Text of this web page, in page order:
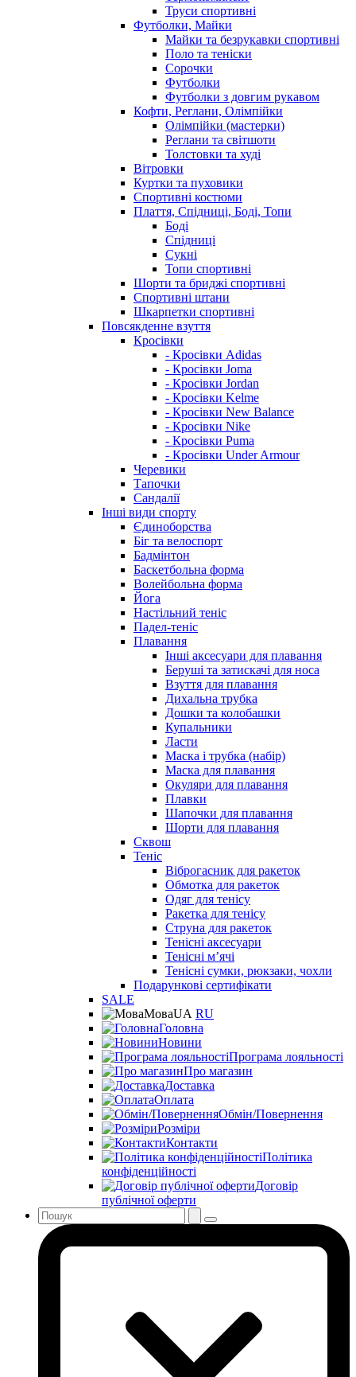
Труси спортивні
Футболки, Майки
Майки та безрукавки спортивні
Поло та теніски
Сорочки
Футболки
Футболки з довгим рукавом
Кофти, Реглани, Олімпійки
Олімпійки (мастерки)
Реглани та світшоти
Толстовки та худі
Вітровки
Куртки та пуховики
Спортивні костюми
Плаття, Спідниці, Боді, Топи
Боді
Спідниці
Сукні
Топи спортивні
Шорти та бриджі спортивні
Спортивні штани
Шкарпетки спортивні
Повсякденне взуття
Кросівки
- Кросівки Adidas
- Кросівки Joma
- Кросівки Jordan
- Кросівки Kelme
- Кросівки New Balance
- Кросівки Nike
- Кросівки Puma
- Кросівки Under Armour
Черевики
Тапочки
Сандалії
Інші види спорту
Єдиноборства
Біг та велоспорт
Бадмінтон
Баскетбольна форма
Волейбольна форма
Йога
Настільний теніс
Падел-теніс
Плавання
Інші аксесуари для плавання
Беруші та затискачі для носа
Взуття для плавання
Дихальна трубка
Дошки та колобашки
Купальники
Ласти
Маска і трубка (набір)
Маска для плавання
Окуляри для плавання
Плавки
Шапочки для плавання
Шорти для плавання
Сквош
Теніс
Віброгасник для ракеток
Обмотка для ракеток
Одяг для тенісу
Ракетка для тенісу
Струна для ракеток
Тенісні аксесуари
Тенісні мʼячі
Тенісні сумки, рюкзаки, чохли
Подарункові сертифікати
SALE
МоваUA RU
Головна
Новини
Програма лояльності
Про магазин
Доставка
Оплата
Обмін/Повернення
Розміри
Контакти
Політика
конфіденційності
Договір
публічної оферти